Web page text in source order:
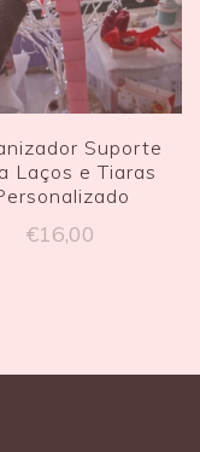
Suporte
Laços e Tiaras
€16,00